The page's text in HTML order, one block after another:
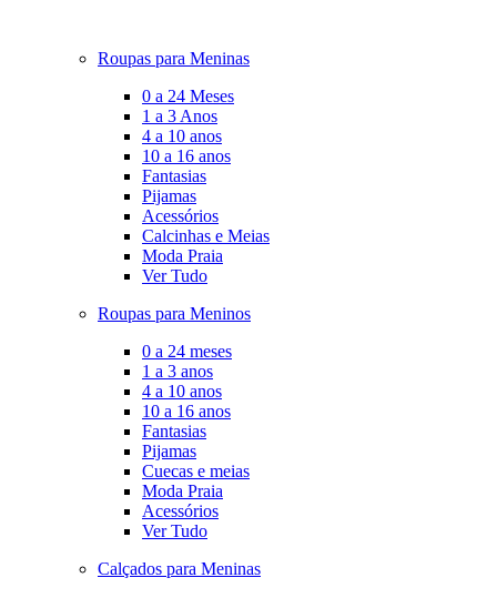
Roupas para Meninas
0 a 24 Meses
1 a 3 Anos
4 a 10 anos
10 a 16 anos
Fantasias
Pijamas
Acessórios
Calcinhas e Meias
Moda Praia
Ver Tudo
Roupas para Meninos
0 a 24 meses
1 a 3 anos
4 a 10 anos
10 a 16 anos
Fantasias
Pijamas
Cuecas e meias
Moda Praia
Acessórios
Ver Tudo
Calçados para Meninas